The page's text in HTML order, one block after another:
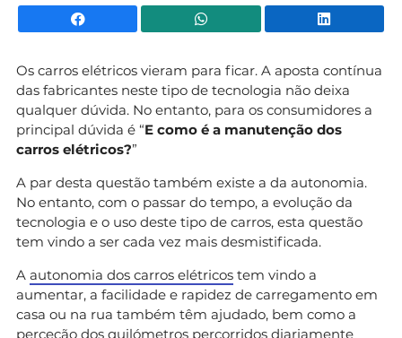
Facebook WhatsApp
Os carros elétricos vieram para ficar. A aposta contínua
das fabricantes neste tipo de tecnologia não deixa
qualquer dúvida. No entanto, para os consumidores a
principal dúvida é “E como é a manutenção dos
carros elétricos?”
A par desta questão também existe a da autonomia.
No entanto, com o passar do tempo, a evolução da
tecnologia e o uso deste tipo de carros, esta questão
tem vindo a ser cada vez mais desmistificada.
A autonomia dos carros elétricos tem vindo a
aumentar, a facilidade e rapidez de carregamento em
casa ou na rua também têm ajudado, bem como a
perceção dos quilómetros percorridos diariamente